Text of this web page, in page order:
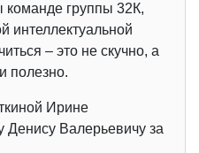
группы 32К,
интеллектуальной
– это не скучно, а
полезно.
Ирине
Денису Валерьевичу за